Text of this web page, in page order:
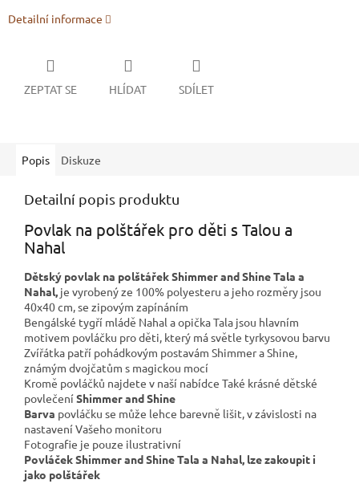
Detailní informace
ZEPTAT SE HLÍDAT SDÍLET
Popis Diskuze
Detailní popis produktu
Povlak na polštářek pro děti s Talou a
Nahal
Dětský povlak na polštářek Shimmer and Shine Tala a
Nahal, je vyrobený ze 100% polyesteru a jeho rozměry jsou
40x40 cm, se zipovým zapínáním
Bengálské tygří mládě Nahal a opička Tala jsou hlavním
motivem povláčku pro děti, který má světle tyrkysovou barvu
Zvířátka patří pohádkovým postavám Shimmer a Shine,
známým dvojčatům s magickou mocí
Kromě povláčků najdete v naší nabídce Také krásné dětské
povlečení Shimmer and Shine
Barva povláčku se může lehce barevně lišit, v závislosti na
nastavení Vašeho monitoru
Fotografie je pouze ilustrativní
Povláček Shimmer and Shine Tala a Nahal, lze zakoupit i
jako polštářek